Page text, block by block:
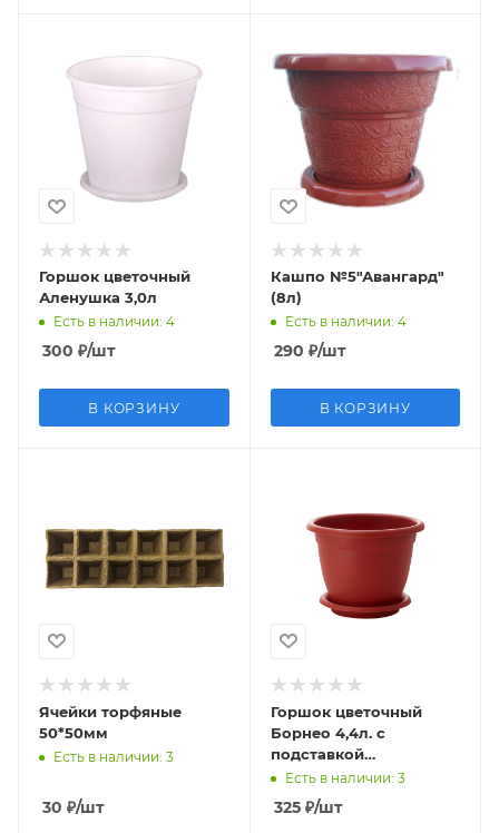
Горшок цветочный
Аленушка 3,0л
Есть в наличии: 4
300 ₽/шт
В КОРЗИНУ
Кашпо №5"Авангард"
(8л)
Есть в наличии: 4
290 ₽/шт
В КОРЗИНУ
Ячейки торфяные
50*50мм
Есть в наличии: 3
30 ₽/шт
Горшок цветочный
Борнео 4,4л. с
подставкой
терракот(мрамор)
42024
Есть в наличии: 3
325₽/шт